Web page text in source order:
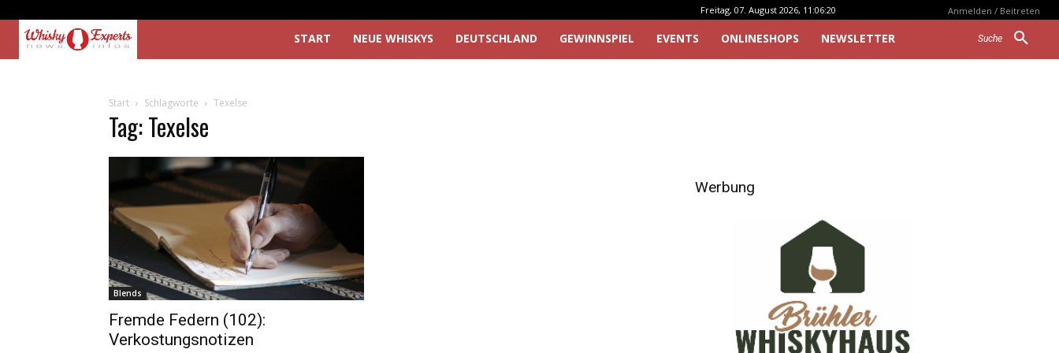
Freitag, 07. August 2026, 11:06:20 Anmelden / Beitreten
Suche
START NEUE WHISKYS DEUTSCHLAND GEWINNSPIEL EVENTS ONLINESHOPS NEWSLETTER
Start Schlagworte Texelse
Tag: Texelse
Blends
Fremde Federn (102):
Verkostungsnotizen
Werbung